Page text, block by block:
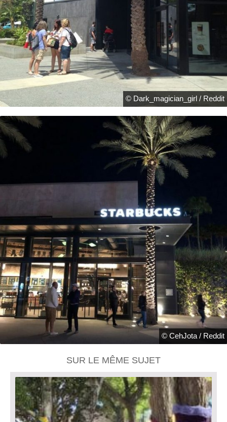
© Dark_magician_girl / Reddit
© CehJota / Reddit
SUR LE MÊME SUJET